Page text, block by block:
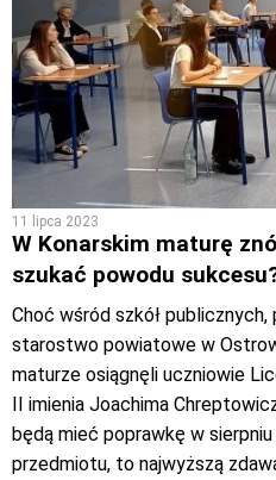
11 lipca 2023
W Konarskim maturę
szukać powodu
Choć wśród szkół
starostwo powiatowe w
maturze osiągnęli uczniowie
II imienia Joachima
będą mieć poprawkę w
przedmiotu, to najwyższą